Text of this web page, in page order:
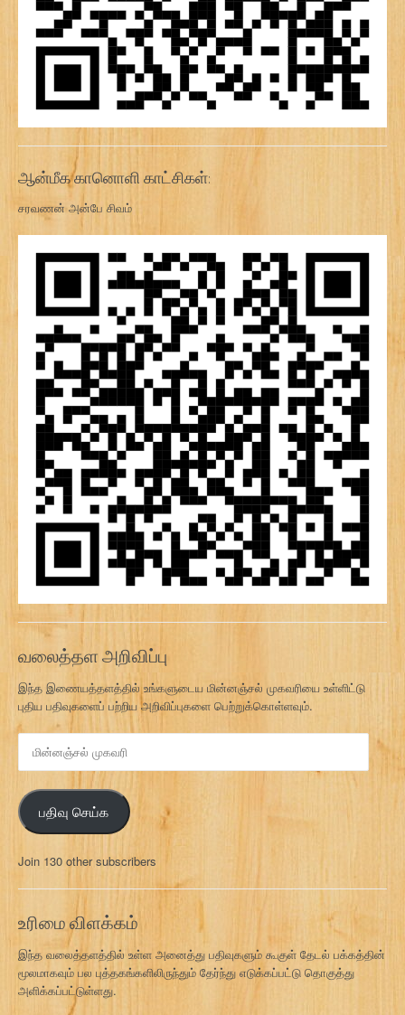
ஆன்மீக கானொளி காட்சிகள்:
சரவணன் அன்பே சிவம்
வலைத்தள அறிவிப்பு
இந்த இணையத்தளத்தில் உங்களுடைய மின்னஞ்சல் முகவரியை உள்ளிட்டு
புதிய பதிவுகளைப் பற்றிய அறிவிப்புகளை பெற்றுக்கொள்ளவும்.
ன
ஞ்
ச
ல்
க
வ
பதிவு செய்க
Join 130 other subscribers
உரிமை விளக்கம்
இந்த வலைத்தளத்தில் உள்ள அனைத்து பதிவுகளும் கூகுள் தேடல் பக்கத்தின்
மூலமாகவும் பல புத்தகங்களிலிருந்தும் தேர்ந்து எடுக்கப்பட்டு தொகுத்து
அளிக்கப்பட்டுள்ளது.